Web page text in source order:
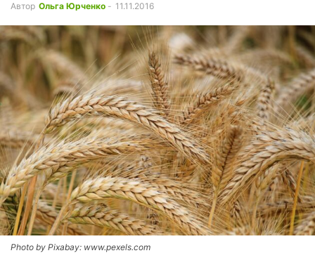
Автор Ольга Юрченко - 11.11.2016
Photo by Pixabay: www.pexels.com